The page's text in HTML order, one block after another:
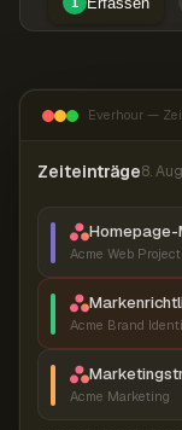
Everhour —
Zeiteinträge8.
Acme Web Project
Acme Brand
Acme Marketing